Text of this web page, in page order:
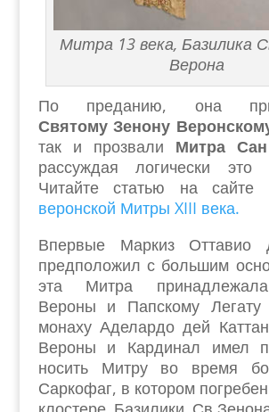
Митра 13 века, Базилика
Верона
По преданию, она
Святому Зенону
так и прозвали Митра
рассуждая логически это
Читайте статью на сайте
веронской Митры XIII века.
Впервые Маркиз Оттавио
предположил с большим
эта Митра
Вероны и Папскому Легату
монаху Аделардо дей
Вероны и Кардинал имел
носить Митру во время
Саркофаг, в котором